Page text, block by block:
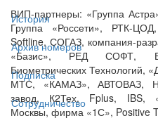
История
Архив номеров
Подписка
Сотрудничество
ВИП-партнеры: «Группа
Группа «Россети», РТК-
Softline, СОГАЗ, компания-
«Базис», РЕД СОФТ,
Биометрических Технологий,
МТС, «КАМАЗ», АВТОВАЗ,
завод, К2Тех, Fplus, IBS,
Москвы, фирма «1С», Positive